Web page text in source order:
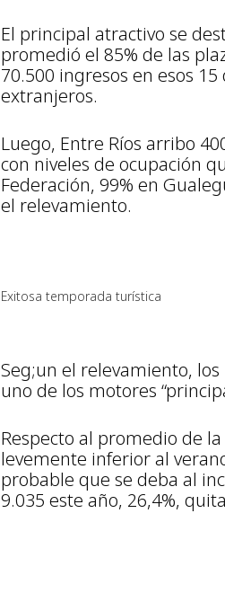
El principal atractivo se
promedió el 85% de las
70.500 ingresos en esos
extranjeros.
Luego, Entre Ríos arribo
con niveles de ocupación
Federación, 99% en
el relevamiento.
Exitosa temporada turística
Seg;un el relevamiento,
uno de los motores
Respecto al promedio de
levemente inferior al
probable que se deba al
9.035 este año, 26,4%,